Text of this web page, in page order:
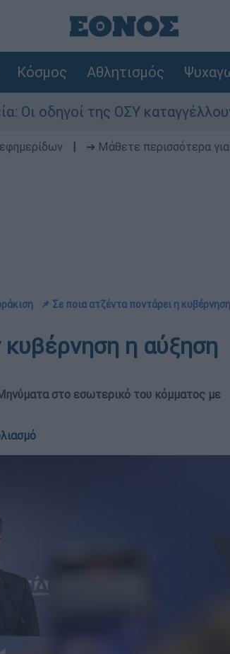
Κόσμος Αθλητισμός
της ΟΣΥ καταγγέλλουν
➔ Μάθετε περισσότερα
📌 Σε ποια ατζέντα ποντάρει η κυβέρνηση
η αύξηση
στο εσωτερικό του κόμματος με